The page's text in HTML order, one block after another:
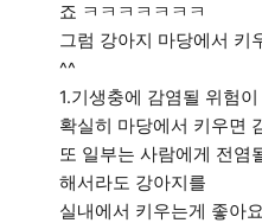
죠 ㅋㅋㅋㅋㅋㅋㅋ
그럼 강아지 마당에서 키
^^
1.기생충에 감염될 위험
확실히 마당에서 키우면
또 일부는 사람에게 전염
해서라도 강아지를
실내에서 키우는게 좋아